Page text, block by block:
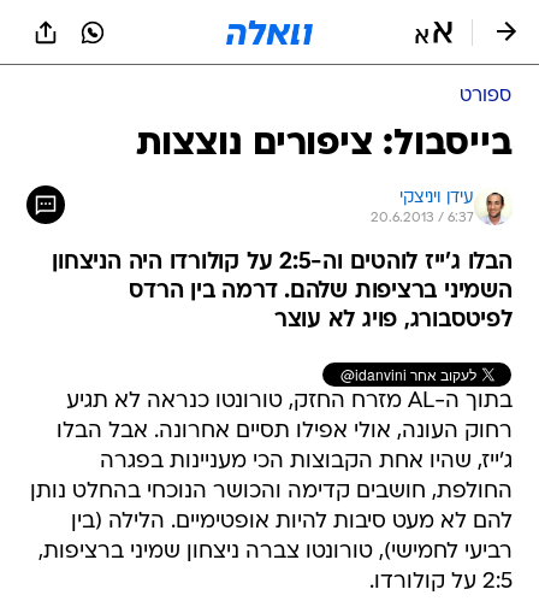
ספורט
בייסבול: ציפורים נוצצות
עידן ויניצקי
20.6.2013 / 6:37
הבלו ג'ייז לוהטים וה-2:5 על קולורדו היה הניצחון
השמיני ברציפות שלהם. דרמה בין הרדס
לפיטסבורג, פויג לא עוצר
בתוך ה-AL מזרח החזק, טורונטו כנראה לא תגיע
רחוק העונה, אולי אפילו תסיים אחרונה. אבל הבלו
ג'ייז, שהיו אחת הקבוצות הכי מעניינות בפגרה
החולפת, חושבים קדימה והכושר הנוכחי בהחלט נותן
להם לא מעט סיבות להיות אופטימיים. הלילה (בין
רביעי לחמישי), טורונטו צברה ניצחון שמיני ברציפות,
2:5 על קולורדו.